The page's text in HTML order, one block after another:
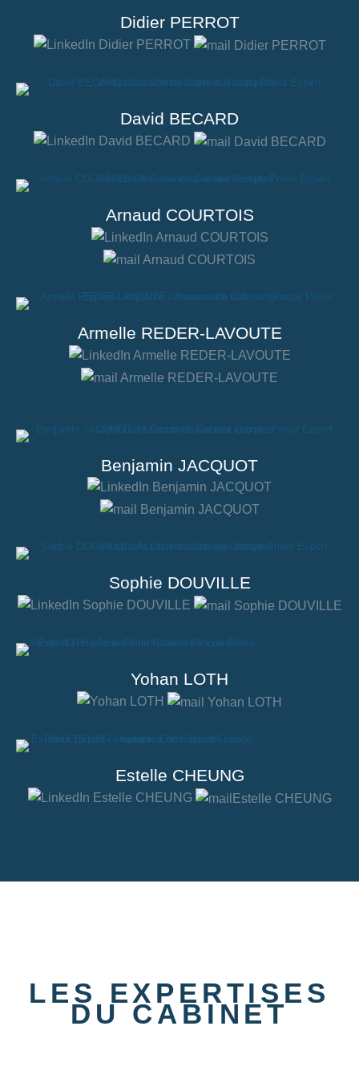
Didier PERROT
David BECARD
Arnaud COURTOIS
Armelle REDER-LAVOUTE
Benjamin JACQUOT
Sophie DOUVILLE
Yohan LOTH
Estelle CHEUNG
LES EXPERTISES
DU CABINET